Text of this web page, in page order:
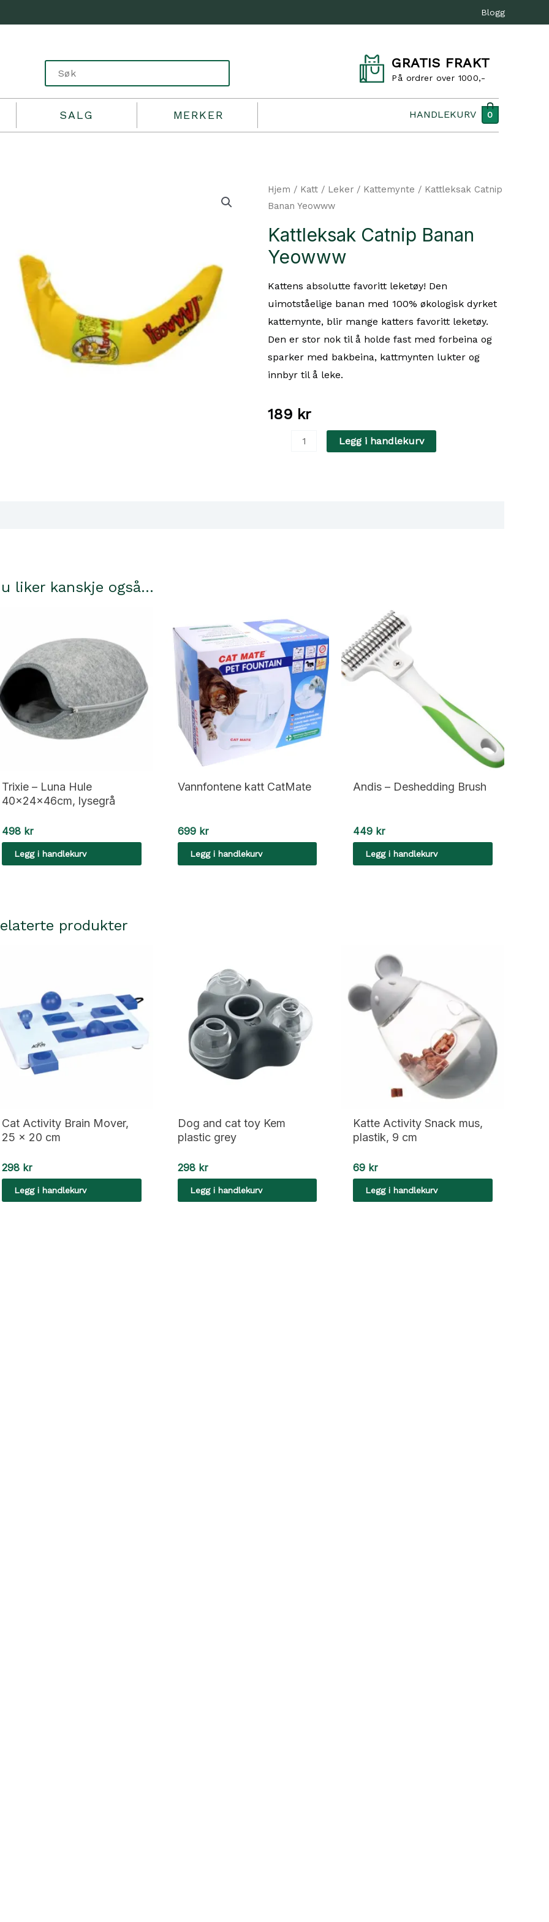
Blogg
GRATIS FRAKT
På ordrer over 1000,-
SALG MERKER HANDLEKURV 0
Hjem / Katt / Leker / Kattemynte / Kattleksak Catnip
Banan Yeowww
Kattleksak Catnip Banan
Yeowww
Kattens absolutte favoritt leketøy! Den
uimotståelige banan med 100% økologisk dyrket
kattemynte, blir mange katters favoritt leketøy.
Den er stor nok til å holde fast med forbeina og
sparker med bakbeina, kattmynten lukter og
innbyr til å leke.
189 kr
Kattleksak
Legg i handlekurv
liker kanskje også…
Trixie – Luna Hule
40×24×46cm, lysegrå
498 kr
Legg i handlekurv
Vannfontene katt CatMate
699 kr
Legg i handlekurv
Andis – Deshedding Brush
449 kr
Legg i handlekurv
produkter
Cat Activity Brain Mover,
25 × 20 cm
298 kr
Legg i handlekurv
Dog and cat toy Kem
plastic grey
298 kr
Legg i handlekurv
Katte Activity Snack mus,
plastik, 9 cm
69 kr
Legg i handlekurv